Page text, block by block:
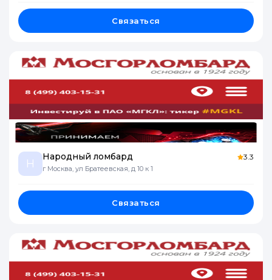
Связаться
Н
Народный ломбард
г Москва, ул Братеевская, д 10 к 1
3.3
Связаться